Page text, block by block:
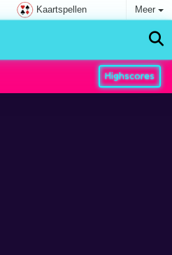
Kaartspellen Meer
Highscores